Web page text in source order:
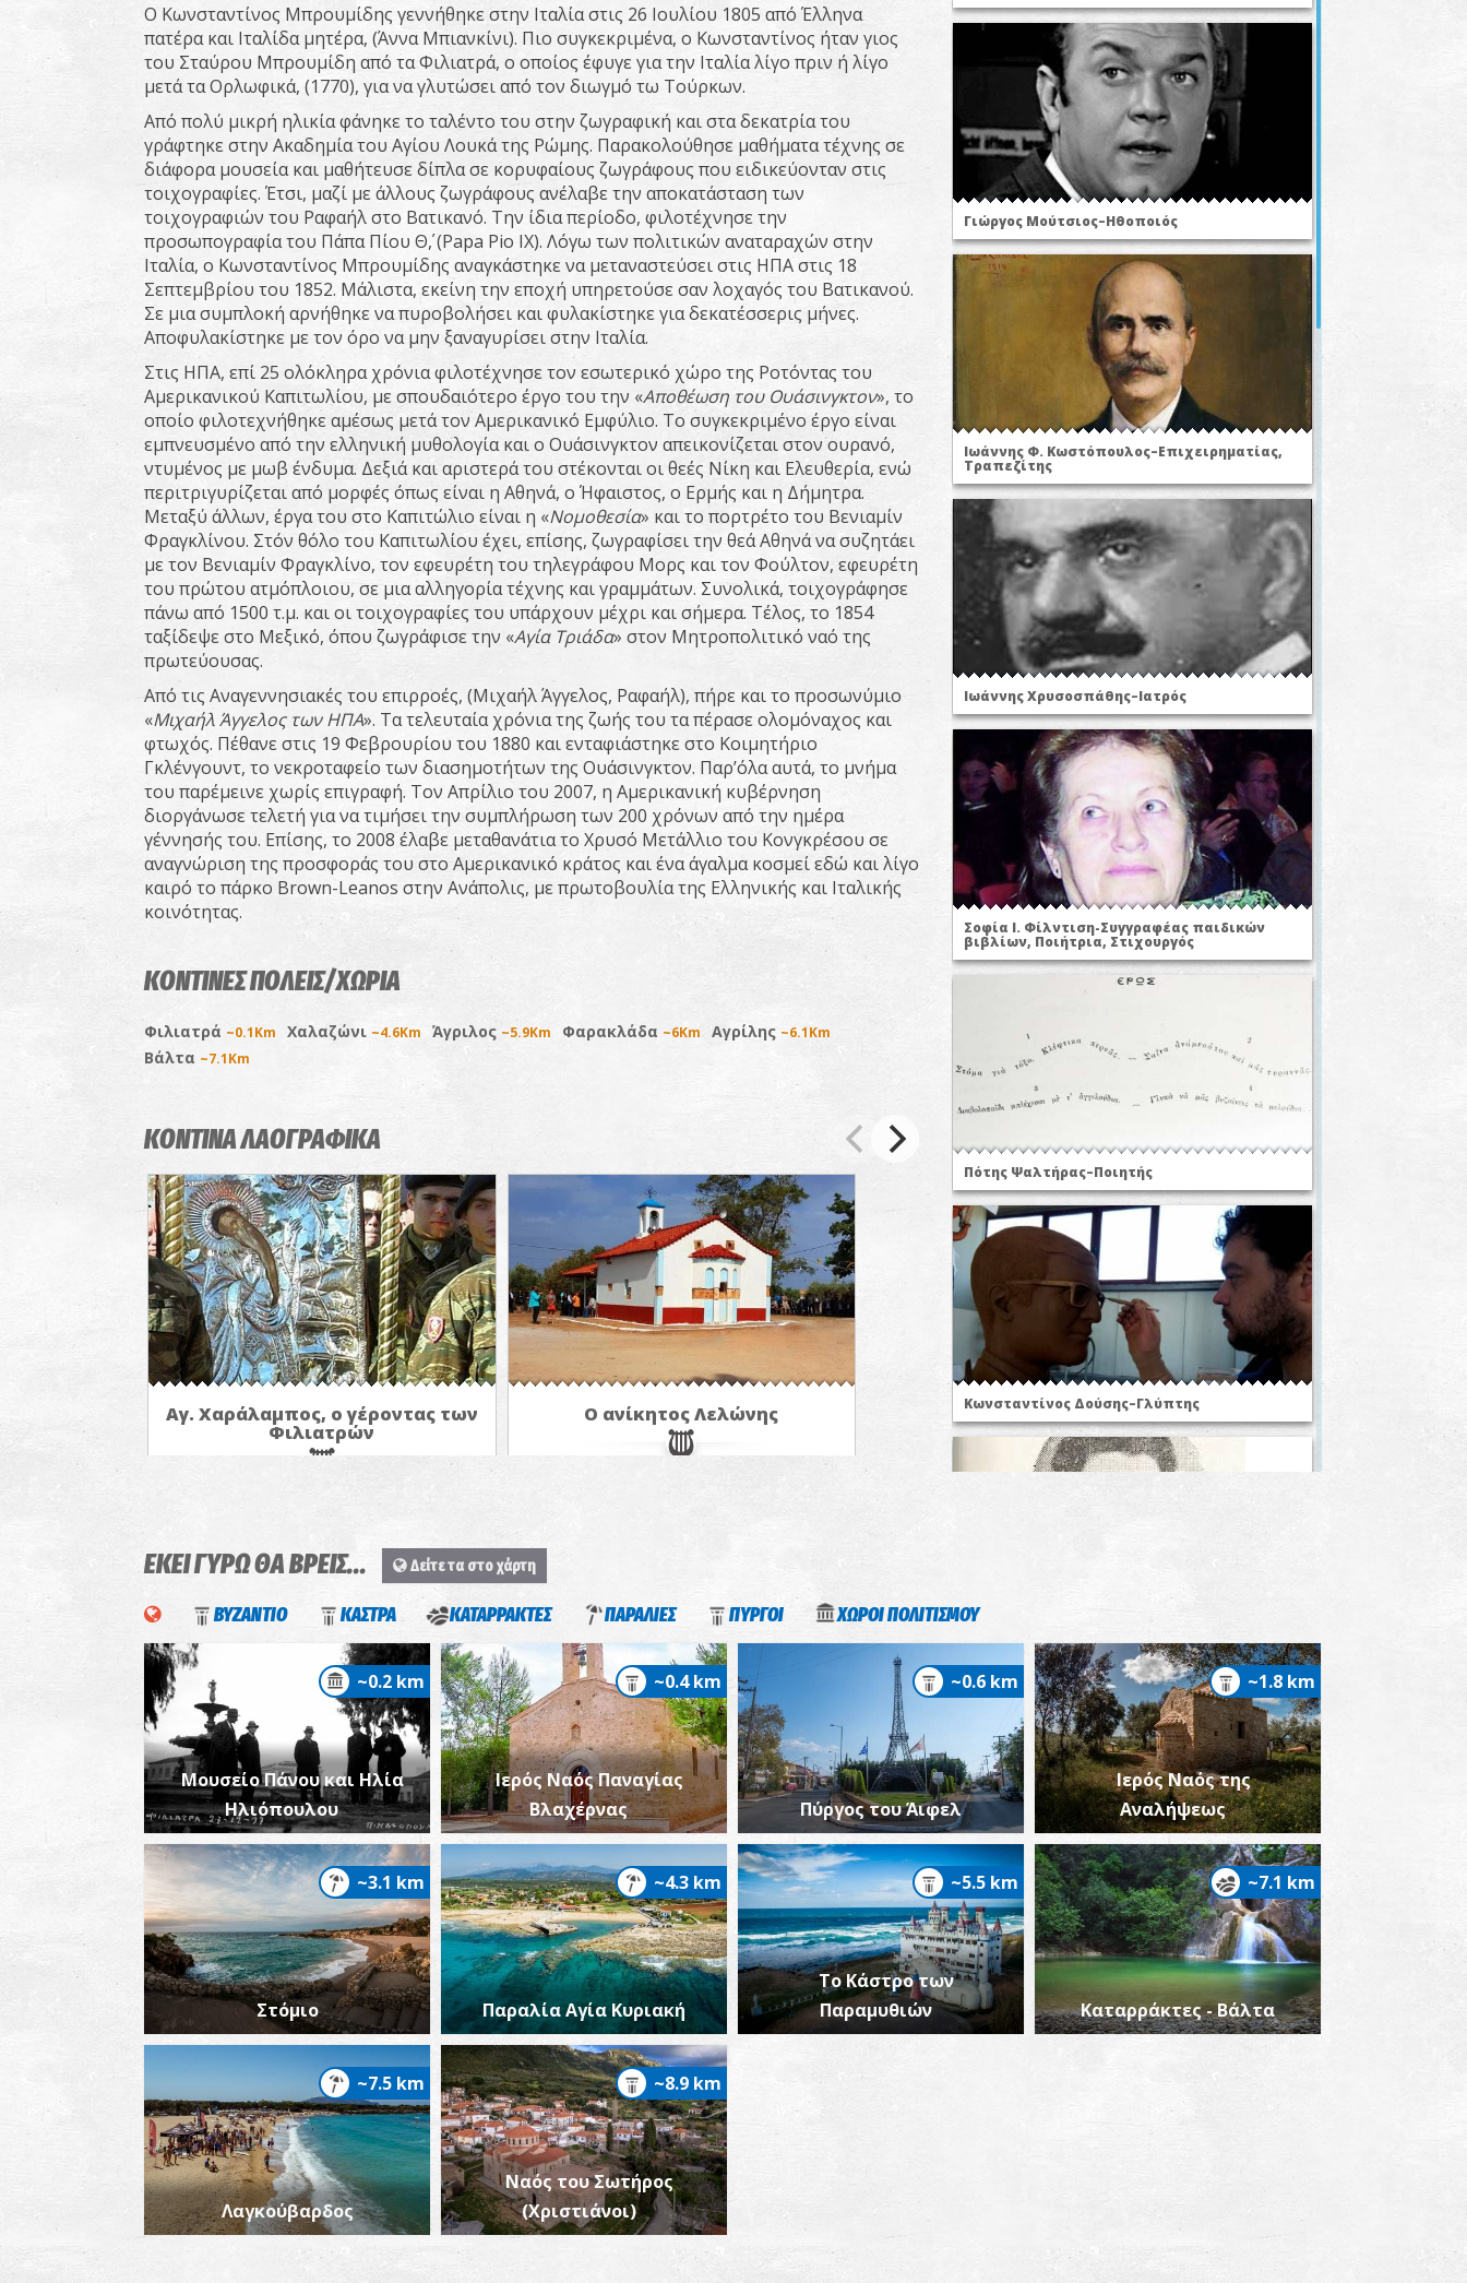
Ο Κωνσταντίνος Μπρουμίδης γεννήθηκε στην Ιταλία στις 26 Ιουλίου 1805 από Έλληνα
πατέρα και Ιταλίδα μητέρα, (Άννα Μπιανκίνι). Πιο συγκεκριμένα, ο Κωνσταντίνος ήταν γιος
του Σταύρου Μπρουμίδη από τα Φιλιατρά, ο οποίος έφυγε για την Ιταλία λίγο πριν ή λίγο
μετά τα Ορλωφικά, (1770), για να γλυτώσει από τον διωγμό τω Τούρκων.
Από πολύ μικρή ηλικία φάνηκε το ταλέντο του στην ζωγραφική και στα δεκατρία του
γράφτηκε στην Ακαδημία του Αγίου Λουκά της Ρώμης. Παρακολούθησε μαθήματα τέχνης σε
διάφορα μουσεία και μαθήτευσε δίπλα σε κορυφαίους ζωγράφους που ειδικεύονταν στις
τοιχογραφίες. Έτσι, μαζί με άλλους ζωγράφους ανέλαβε την αποκατάσταση των
τοιχογραφιών του Ραφαήλ στο Βατικανό. Την ίδια περίοδο, φιλοτέχνησε την
προσωπογραφία του Πάπα Πίου Θ΄, (Papa Pio IX). Λόγω των πολιτικών αναταραχών στην
Ιταλία, ο Κωνσταντίνος Μπρουμίδης αναγκάστηκε να μεταναστεύσει στις ΗΠΑ στις 18
Σεπτεμβρίου του 1852. Μάλιστα, εκείνη την εποχή υπηρετούσε σαν λοχαγός του Βατικανού.
Σε μια συμπλοκή αρνήθηκε να πυροβολήσει και φυλακίστηκε για δεκατέσσερις μήνες.
Αποφυλακίστηκε με τον όρο να μην ξαναγυρίσει στην Ιταλία.
Στις ΗΠΑ, επί 25 ολόκληρα χρόνια φιλοτέχνησε τον εσωτερικό χώρο της Ροτόντας του
Αμερικανικού Καπιτωλίου, με σπουδαιότερο έργο του την «Αποθέωση του Ουάσινγκτον», το
οποίο φιλοτεχνήθηκε αμέσως μετά τον Αμερικανικό Εμφύλιο. Το συγκεκριμένο έργο είναι
εμπνευσμένο από την ελληνική μυθολογία και ο Ουάσινγκτον απεικονίζεται στον ουρανό,
ντυμένος με μωβ ένδυμα. Δεξιά και αριστερά του στέκονται οι θεές Νίκη και Ελευθερία, ενώ
περιτριγυρίζεται από μορφές όπως είναι η Αθηνά, ο Ήφαιστος, ο Ερμής και η Δήμητρα.
Μεταξύ άλλων, έργα του στο Καπιτώλιο είναι η «Νομοθεσία» και το πορτρέτο του Βενιαμίν
Φραγκλίνου. Στόν θόλο του Καπιτωλίου έχει, επίσης, ζωγραφίσει την θεά Αθηνά να συζητάει
με τον Βενιαμίν Φραγκλίνο, τον εφευρέτη του τηλεγράφου Μορς και τον Φούλτον, εφευρέτη
του πρώτου ατμόπλοιου, σε μια αλληγορία τέχνης και γραμμάτων. Συνολικά, τοιχογράφησε
πάνω από 1500 τ.μ. και οι τοιχογραφίες του υπάρχουν μέχρι και σήμερα. Τέλος, το 1854
ταξίδεψε στο Μεξικό, όπου ζωγράφισε την «Αγία Τριάδα» στον Μητροπολιτικό ναό της
πρωτεύουσας.
Από τις Αναγεννησιακές του επιρροές, (Μιχαήλ Άγγελος, Ραφαήλ), πήρε και το προσωνύμιο
«Μιχαήλ Άγγελος των ΗΠΑ». Τα τελευταία χρόνια της ζωής του τα πέρασε ολομόναχος και
φτωχός. Πέθανε στις 19 Φεβρουρίου του 1880 και ενταφιάστηκε στο Κοιμητήριο
Γκλένγουντ, το νεκροταφείο των διασημοτήτων της Ουάσινγκτον. Παρ’όλα αυτά, το μνήμα
του παρέμεινε χωρίς επιγραφή. Τον Απρίλιο του 2007, η Αμερικανική κυβέρνηση
διοργάνωσε τελετή για να τιμήσει την συμπλήρωση των 200 χρόνων από την ημέρα
γέννησής του. Επίσης, το 2008 έλαβε μεταθανάτια το Χρυσό Μετάλλιο του Κονγκρέσου σε
αναγνώριση της προσφοράς του στο Αμερικανικό κράτος και ένα άγαλμα κοσμεί εδώ και λίγο
καιρό το πάρκο Brown-Leanos στην Ανάπολις, με πρωτοβουλία της Ελληνικής και Ιταλικής
κοινότητας.
ΚΟΝΤΙΝΕΣ ΠΟΛΕΙΣ/ΧΩΡΙΑ
Φιλιατρά ~0.1Km Χαλαζώνι ~4.6Km Άγριλος ~5.9Km Φαρακλάδα ~6Km Αγρίλης ~6.1Km
Βάλτα ~7.1Km
ΚΟΝΤΙΝΑ ΛΑΟΓΡΑΦΙΚΑ
Αγ. Χαράλαμπος, ο γέροντας των
Φιλιατρών
Ο ανίκητος Λελώνης
Γιώργος Μούτσιος–Ηθοποιός
Ιωάννης Φ. Κωστόπουλος–Επιχειρηματίας,
Τραπεζίτης
Ιωάννης Χρυσοσπάθης–Ιατρός
Σοφία Ι. Φίλντιση-Συγγραφέας παιδικών
βιβλίων, Ποιήτρια, Στιχουργός
Πότης Ψαλτήρας–Ποιητής
Κωνσταντίνος Δούσης–Γλύπτης
Ιωάννης Π. Ταβουλαρέας–Ερευνητής,
Συγγραφέας
Δημήτριος Κωτσάκης–Αστρονόμος,
Συγγραφέας
ΕΚΕΙ ΓΥΡΩ ΘΑ ΒΡΕΙΣ... Δείτε τα στο χάρτη
ΒΥΖΑΝΤΙΟ ΚΑΣΤΡΑ ΚΑΤΑΡΡΑΚΤΕΣ ΠΑΡΑΛΙΕΣ ΠΥΡΓΟΙ ΧΩΡΟΙ ΠΟΛΙΤΙΣΜΟΥ
~0.2 km
Μουσείο Πάνου και Ηλία
Ηλιόπουλου
~0.4 km
Ιερός Ναός Παναγίας
Βλαχέρνας
~0.6 km
Πύργος του Άιφελ
~1.8 km
Ιερός Ναός της
Αναλήψεως
~3.1 km
Στόμιο
~4.3 km
Παραλία Αγία Κυριακή
~5.5 km
Το Κάστρο των
Παραμυθιών
~7.1 km
Καταρράκτες - Βάλτα
~7.5 km
Λαγκούβαρδος
~8.9 km
Ναός του Σωτήρος
(Χριστιάνοι)